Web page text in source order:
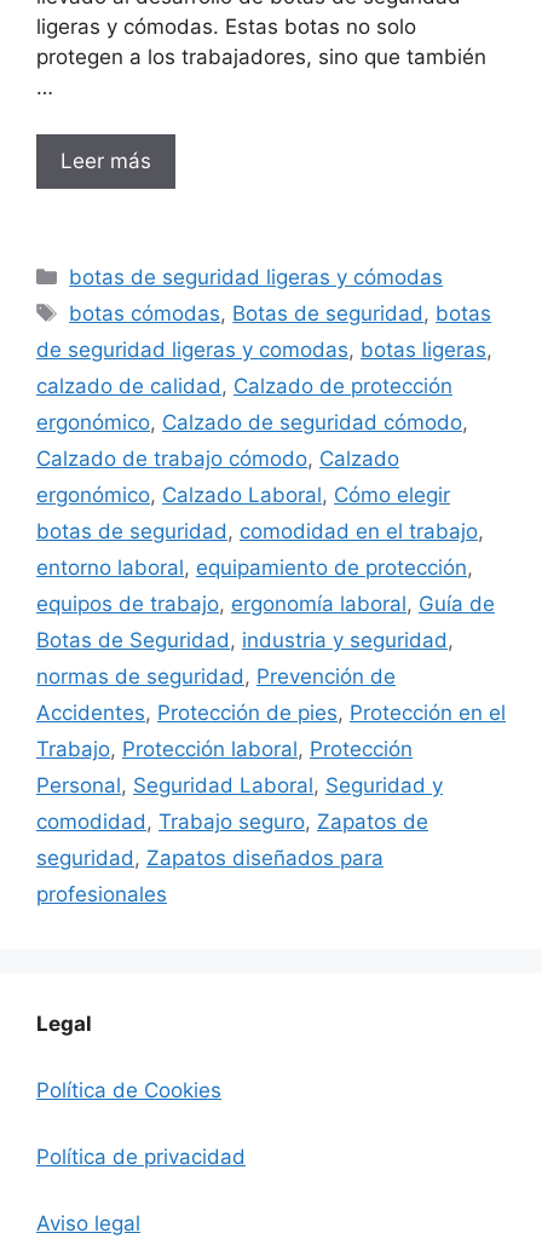
ligeras y cómodas. Estas botas no solo
protegen a los trabajadores, sino que también
…
Leer más
Categorías
botas de seguridad ligeras y cómodas
Etiquetas
botas cómodas, Botas de seguridad , botas
de seguridad ligeras y comodas, botas ligeras,
calzado de calidad , Calzado de protección
ergonómico, Calzado de seguridad cómodo,
Calzado de trabajo cómodo, Calzado
ergonómico, Calzado Laboral, Cómo elegir
botas de seguridad , comodidad en el trabajo,
entorno laboral, equipamiento de protección,
equipos de trabajo, ergonomía laboral, Guía de
Botas de Seguridad , industria y seguridad ,
normas de seguridad , Prevención de
Accidentes, Protección de pies, Protección en el
Trabajo, Protección laboral, Protección
Personal, Seguridad Laboral, Seguridad y
comodidad , Trabajo seguro, Zapatos de
seguridad , Zapatos diseñados para
profesionales
Legal
Política de Cookies
Política de privacidad
Aviso legal